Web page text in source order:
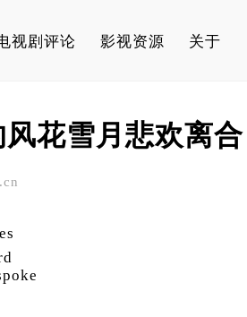
视剧评论 影视资源 关于
风花雪月悲欢离合